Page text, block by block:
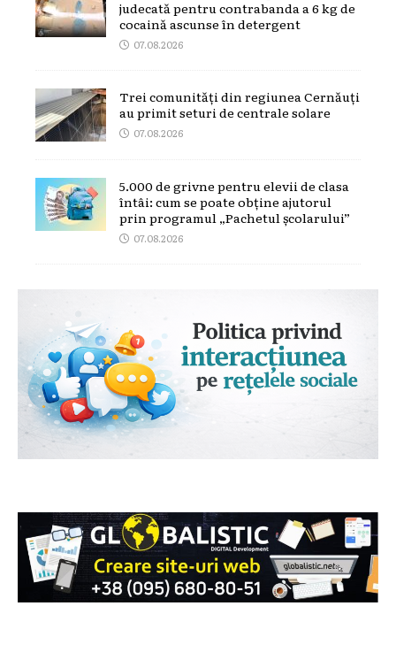
judecată pentru contrabanda a 6 kg de
cocaină ascunse în detergent
07.08.2026
Trei comunități din regiunea Cernăuți
au primit seturi de centrale solare
07.08.2026
5.000 de grivne pentru elevii de clasa
întâi: cum se poate obține ajutorul
prin programul „Pachetul școlarului”
07.08.2026